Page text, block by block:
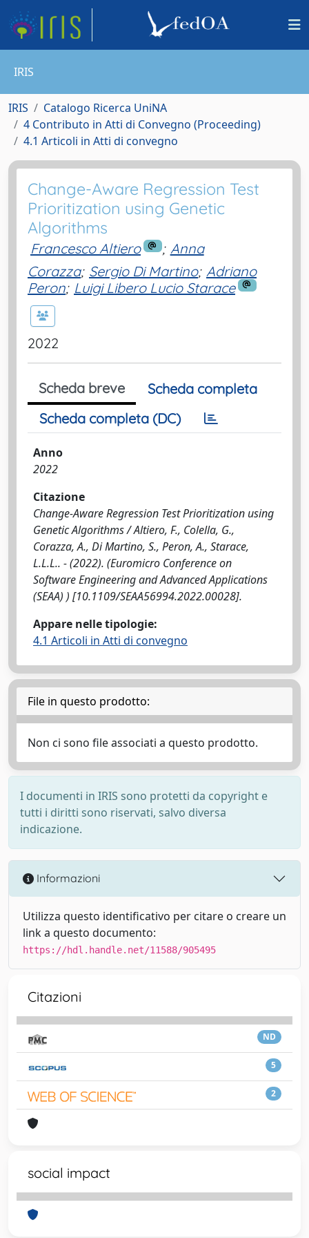
IRIS
IRIS
Catalogo Ricerca UniNA
4 Contributo in Atti di Convegno (Proceeding)
4.1 Articoli in Atti di convegno
Change-Aware Regression Test
Prioritization using Genetic
Algorithms
Francesco Altiero ; Anna
Corazza; Sergio Di Martino; Adriano
Peron; Luigi Libero Lucio Starace
2022
Scheda breve
Scheda completa
Scheda completa (DC)
Anno
2022
Citazione
Change-Aware Regression Test Prioritization using
Genetic Algorithms / Altiero, F., Colella, G.,
Corazza, A., Di Martino, S., Peron, A., Starace,
L.L.L.. - (2022). (Euromicro Conference on
Software Engineering and Advanced Applications
(SEAA) ) [10.1109/SEAA56994.2022.00028].
Appare nelle tipologie:
4.1 Articoli in Atti di convegno
File in questo prodotto:
Non ci sono file associati a questo prodotto.
I documenti in IRIS sono protetti da copyright e
tutti i diritti sono riservati, salvo diversa
indicazione.
Informazioni
Utilizza questo identificativo per citare o creare un
link a questo documento:
https://hdl.handle.net/11588/905495
Citazioni
ND
5
2
social impact